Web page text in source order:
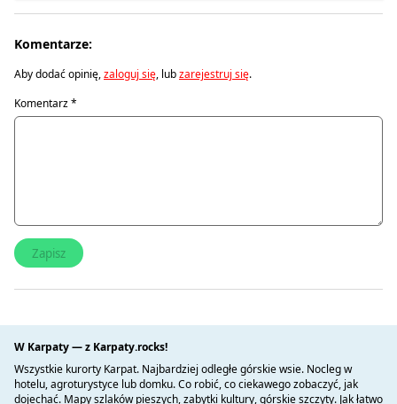
Komentarze:
Aby dodać opinię,zaloguj się, lubzarejestruj się.
Komentarz*
W Karpaty — z Karpaty.rocks!
Wszystkie kurorty Karpat. Najbardziej odległe górskie wsie. Nocleg w
hotelu, agroturystyce lub domku. Co robić, co ciekawego zobaczyć, jak
dojechać. Mapy szlaków pieszych, zabytki kultury, górskie szczyty. Jak łatwo